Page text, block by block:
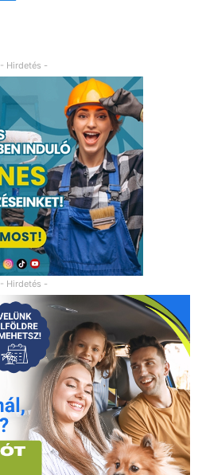
- Hirdetés -
- Hirdetés -